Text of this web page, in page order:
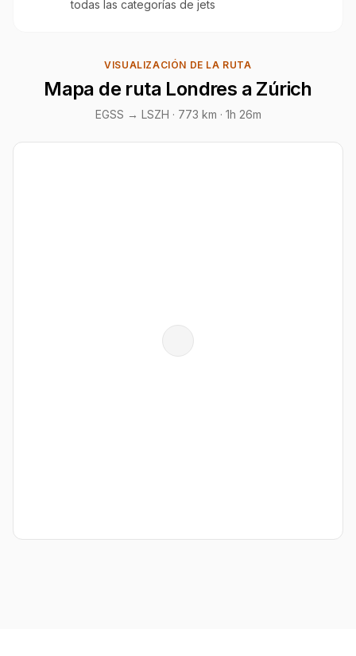
todas las categorías de jets
VISUALIZACIÓN DE LA RUTA
Mapa de ruta Londres a Zúrich
EGSS → LSZH · 773 km · 1h 26m